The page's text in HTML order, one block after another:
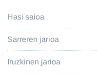
Hasi saioa
Sarreren jarioa
Iruzkinen jarioa